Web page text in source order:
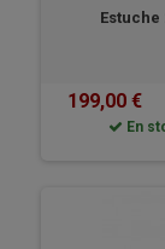
199,00 €
En